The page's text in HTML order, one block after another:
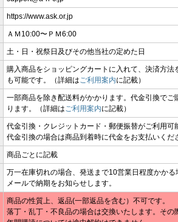
https://www.ask.or.jp
ＡＭ10:00〜ＰＭ6:00
土・日・祝祭日及びその他当社の定めた日
購入商品をショッピングカートに入れて、決済方
も可能です。（詳細はご利用案内に記載）
一部商品を除き配送料がかかります。代金引換で
ります。（詳細はご利用案内に記載）
代金引換・クレジットカード・郵便振替がご利用可
代金引換の場合は商品到着時に代金をお支払いくだ
商品ごとに記載
万一在庫切れの場合、発送まで10営業日程度かか
メールで納期をお知らせします。
商品の性質上、返品(一部返品を含む）不可です。
落丁・乱丁・不良品の場合は交換いたします。その